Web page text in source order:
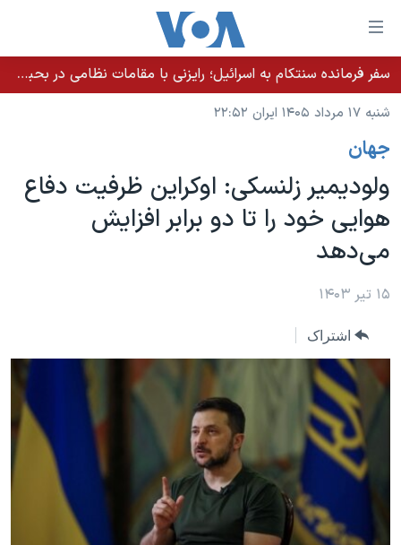
لینکهای
قابل
دسترسی
جهش
محتوای
اصلی
جهش
به
صفحه
جهش
خانه
نسخه سبک وب‌سایت
موضوع ها
ایران
آمریکا
جهان
ورزشی
ویدیوها
فرهنگ و زندگی
حقوق شهروندی
اقتصادی
علم و فناوری
برنامه های تلویزیونی
جدول برنامه ها
صفحه‌های ویژه
جام جهانی ۲۰۲۶
بایگانی برنامه‌های تلویزیونی
مستندها
انتخابات ریاست جمهوری آمریکا ۲۰۲۴
حمله جمهوری اسلامی به اسرائیل
رمز مهسا
فرکانس‌های صدای آمریکا
پخش رادیویی
یادگیری زبان انگلیسی
دنبال کنید
سفر فرمانده سنتکام به اسرائیل؛ رایزنی با مقامات نظامی در بحبوحه تلاش‌ها برای توافق با جمهوری اسلامی
شنبه ۱۷ مرداد ۱۴۰۵ ایران ۲۲:۵۲
جهان
ولودیمیر زلنسکی: اوکراین ظرفیت دفاع
هوایی خود را تا دو برابر افزایش
می‌دهد
۱۵ تیر ۱۴۰۳
اشتراک